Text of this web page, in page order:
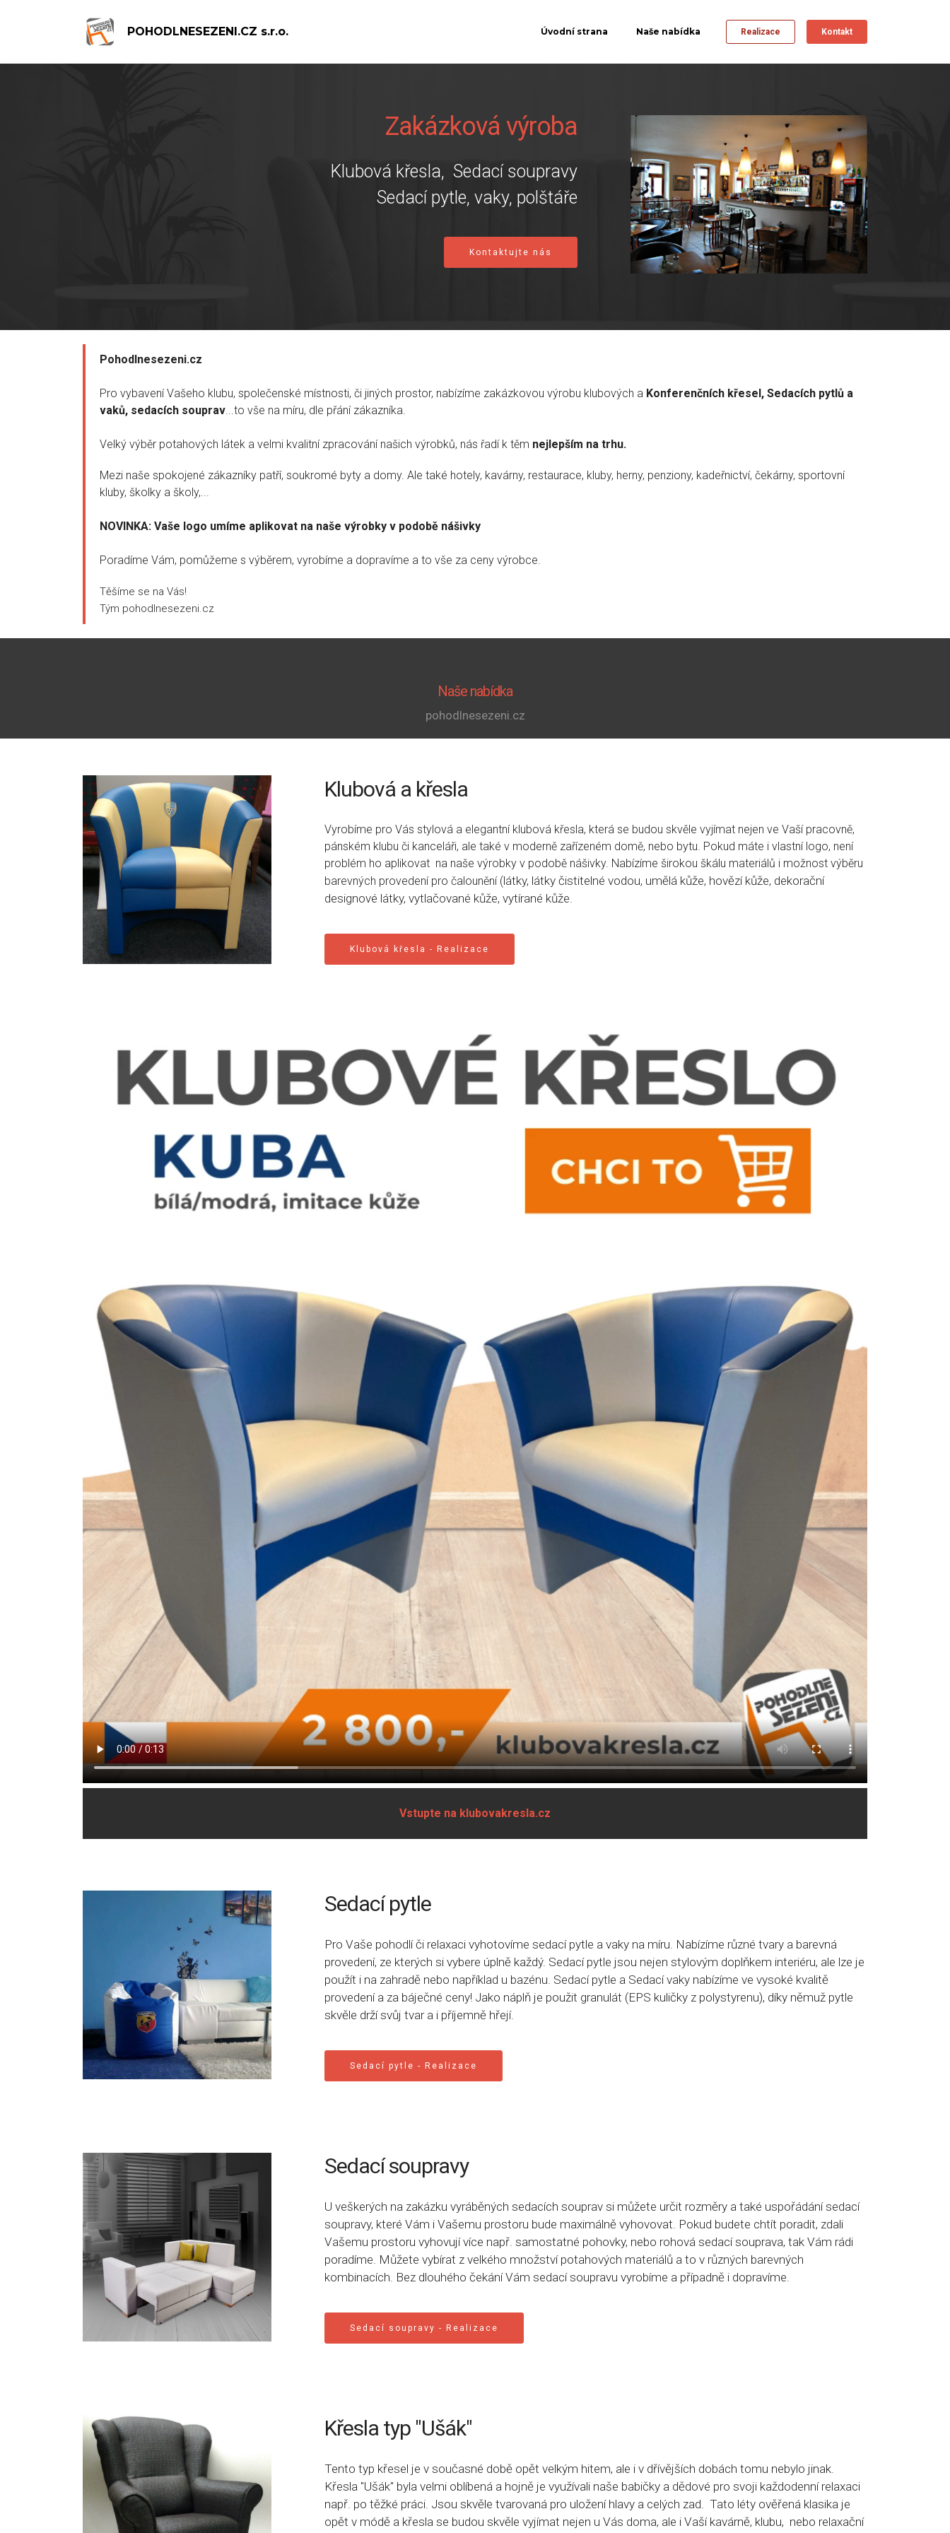
POHODLNESEZENI.CZ s.r.o. Úvodní strana Naše nabídka Realizace Kontakt
Zakázková výroba
Klubová křesla, Sedací soupravy
Sedací pytle, vaky, polštáře
Kontaktujte nás
Pohodlnesezeni.cz
Pro vybavení Vašeho klubu, společenské místnosti, či jiných prostor, nabízíme zakázkovou výrobu klubových a Konferenčních křesel, Sedacích pytlů a
vaků, sedacích souprav...to vše na míru, dle přání zákazníka.
Velký výběr potahových látek a velmi kvalitní zpracování našich výrobků, nás řadí k těm nejlepším na trhu.
Mezi naše spokojené zákazníky patří, soukromé byty a domy. Ale také hotely, kavárny, restaurace, kluby, herny, penziony, kadeřnictví, čekárny, sportovní
kluby, školky a školy,...
NOVINKA: Vaše logo umíme aplikovat na naše výrobky v podobě nášivky
Poradíme Vám, pomůžeme s výběrem, vyrobíme a dopravíme a to vše za ceny výrobce.
Těšíme se na Vás!
Tým pohodlnesezeni.cz
Naše nabídka
pohodlnesezeni.cz
Klubová a křesla
Vyrobíme pro Vás stylová a elegantní klubová křesla, která se budou skvěle vyjímat nejen ve Vaší pracovně,
pánském klubu či kanceláři, ale také v moderně zařízeném domě, nebo bytu. Pokud máte i vlastní logo, není
problém ho aplikovat na naše výrobky v podobě nášivky. Nabízíme širokou škálu materiálů i možnost výběru
barevných provedení pro čalounění (látky, látky čistitelné vodou, umělá kůže, hovězí kůže, dekorační
designové látky, vytlačované kůže, vytírané kůže.
Klubová křesla - Realizace
Vstupte na klubovakresla.cz
Sedací pytle
Pro Vaše pohodlí či relaxaci vyhotovíme sedací pytle a vaky na míru. Nabízíme různé tvary a barevná
provedení, ze kterých si vybere úplně každý. Sedací pytle jsou nejen stylovým doplňkem interiéru, ale lze je
použít i na zahradě nebo například u bazénu. Sedací pytle a Sedací vaky nabízíme ve vysoké kvalitě
provedení a za báječné ceny! Jako náplň je použit granulát (EPS kuličky z polystyrenu), díky němuž pytle
skvěle drží svůj tvar a i příjemně hřejí.
Sedací pytle - Realizace
Sedací soupravy
U veškerých na zakázku vyráběných sedacích souprav si můžete určit rozměry a také uspořádání sedací
soupravy, které Vám i Vašemu prostoru bude maximálně vyhovovat. Pokud budete chtít poradit, zdali
Vašemu prostoru vyhovují více např. samostatné pohovky, nebo rohová sedací souprava, tak Vám rádi
poradíme. Můžete vybírat z velkého množství potahových materiálů a to v různých barevných
kombinacích. Bez dlouhého čekání Vám sedací soupravu vyrobíme a případně i dopravíme.
Sedací soupravy - Realizace
Křesla typ "Ušák"
Tento typ křesel je v současné době opět velkým hitem, ale i v dřívějších dobách tomu nebylo jinak.
Křesla "Ušák" byla velmi oblíbená a hojně je využívali naše babičky a dědové pro svoji každodenní relaxaci
např. po těžké práci. Jsou skvěle tvarovaná pro uložení hlavy a celých zad. Tato léty ověřená klasika je
opět v módě a křesla se budou skvěle vyjímat nejen u Vás doma, ale i Vaší kavárně, klubu, nebo relaxační